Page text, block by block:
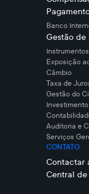
Banco
Gestão de
Exposição
Câmbio
Taxa de
Gestão do
Investimento
Auditoria e
Serviços
CONTATO
Contactar
Central de